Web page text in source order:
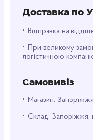
Доставка по
• Відправка на
•
При великому
логістичною
Самовивіз
• Магазин:
• Склад: Запоріжжя,
еспресо, води,
Порада щодо
Зберігайте
використовуйте